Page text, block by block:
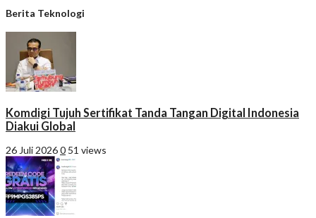
Berita Teknologi
Komdigi Tujuh Sertifikat Tanda Tangan Digital Indonesia
Diakui Global
26 Juli 20260 51 views